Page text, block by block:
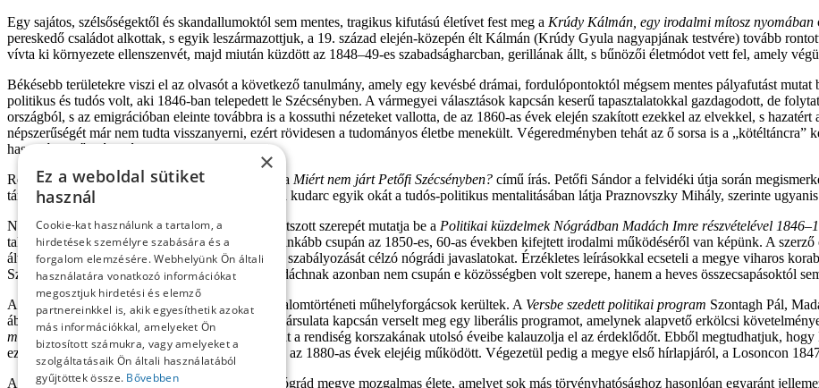
Egy sajátos, szélsőségektől és skandallumoktól sem mentes, tragikus kifutású életívet fest meg a Krúdy Kálmán, egy irodalmi mítosz nyomában
pereskedő családot alkottak, s egyik leszármazottjuk, a 19. század elején-közepén élt Kálmán (Krúdy Gyula nagyapjának testvére) tovább
vívta ki környezete ellenszenvét, majd miután küzdött az 1848–49-es szabadságharcban, gerillának állt, s bűnözői életmódot vett fel, amely
Békésebb területekre viszi el az olvasót a következő tanulmány, amely egy kevésbé drámai, fordulópontoktól mégsem mentes pályafutást mutat
politikus és tudós volt, aki 1846-ban telepedett le Szécsényben. A vármegyei választások kapcsán keserű tapasztalatokkal gazdagodott, de
országból, s az emigrációban eleinte továbbra is a kossuthi nézeteket vallotta, de az 1860-as évek elején szakított ezekkel az elvekkel, s
népszerűségét már nem tudta visszanyerni, ezért rövidesen a tudományos életbe menekült. Végeredményben tehát az ő sorsa is a
hasonlóan időnként kénytelen volt megalkudni.
Részben szintén Pulszky Ferenchez kapcsolódik a Miért nem járt Petőfi Szécsényben? című írás. Petőfi Sándor a felvidéki útja során
támogatását, ám ebből semmi sem valósult meg; a kudarc egyik okát a tudós-politikus mentalitásában látja Praznovszky Mihály, szerinte
Néhány év eseményeit s Madách Imre ezekben játszott szerepét mutatja be a Politikai küzdelmek Nógrádban Madách Imre részvételével
talán kevéssé ismeretes a nagyközönség előtt, leginkább csupán az 1850-es, 60-as években kifejtett irodalmi működéséről van képünk. A
általános jellemzőit, majd bemutatja a szavazások szabályozását célzó nógrádi javaslatokat. Érzékletes leírásokkal ecseteli a megye viharos
Szegénylegények Társaságának történetével. Madáchnak azonban nem csupán e közösségben volt szerepe, hanem a heves összecsapásoktól
A kötet végére rövidebb művelődéstörténeti, irodalomtörténeti műhelyforgácsok kerültek. A Versbe szedett politikai program Szontagh Pál,
ábrázolni. A három művész a Szegénylegények Társulata kapcsán verselt meg egy liberális programot, amelynek alapvető erkölcsi
művelődéstörténetéhez
címet viselő rövid dolgozat a rendiség korszakának utolsó éveibe kalauzolja el az érdeklődőt. Ebből megtudhatjuk,
ezt Szerelmey Miklós pesti nyomdász alapította, s az 1880-as évek elejéig működött. Végezetül pedig a megye első hírlapjáról, a Losoncon
A kötet lapjain tehát megelevenedik a korabeli Nógrád megye mozgalmas élete, amelyet sok más törvényhatósághoz hasonlóan egyaránt
×
Ez a weboldal sütiket
használ
Cookie-kat használunk a tartalom, a
hirdetések személyre szabására és a
forgalom elemzésére. Webhelyünk Ön általi
használatára vonatkozó információkat
megosztjuk hirdetési és elemző
partnereinkkel is, akik egyesíthetik azokat
más információkkal, amelyeket Ön
biztosított számukra, vagy amelyeket a
szolgáltatásaik Ön általi használatából
gyűjtöttek össze. Bővebben